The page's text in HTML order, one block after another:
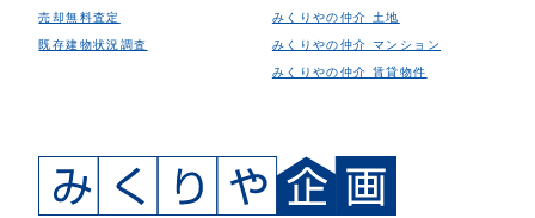
売却無料査定
既存建物状況調査
みくりやの仲介 土地
みくりやの仲介 マンション
みくりやの仲介 賃貸物件